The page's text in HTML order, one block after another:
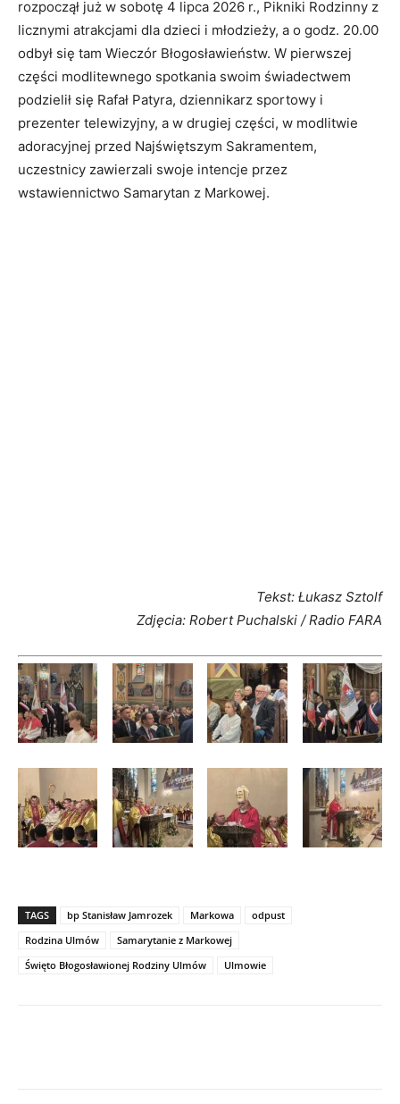
rozpoczął już w sobotę 4 lipca 2026 r., Pikniki Rodzinny z
licznymi atrakcjami dla dzieci i młodzieży, a o godz. 20.00
odbył się tam Wieczór Błogosławieństw. W pierwszej
części modlitewnego spotkania swoim świadectwem
podzielił się Rafał Patyra, dziennikarz sportowy i
prezenter telewizyjny, a w drugiej części, w modlitwie
adoracyjnej przed Najświętszym Sakramentem,
uczestnicy zawierzali swoje intencje przez
wstawiennictwo Samarytan z Markowej.
Tekst: Łukasz Sztolf
Zdjęcia: Robert Puchalski / Radio FARA
TAGS bp Stanisław Jamrozek Markowa
odpust
Rodzina Ulmów
Samarytanie z Markowej
Święto Błogosławionej Rodziny Ulmów
Ulmowie